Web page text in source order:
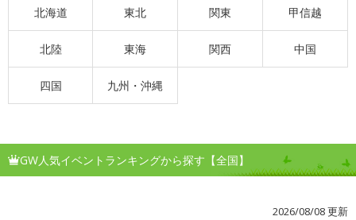
北海道 東北 関東 甲信越
北陸 東海 関西 中国
四国 九州・沖縄
GW人気イベントランキングから探す【全国】
2026/08/08 更新